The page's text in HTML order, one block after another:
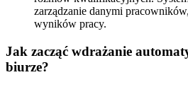
zarządzanie danymi
wyników pracy.
Jak zacząć wdrażanie
biurze?